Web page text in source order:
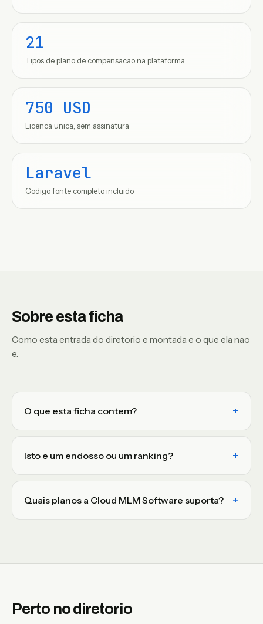
21
Tipos de plano de compensacao na plataforma
750 USD
Licenca unica, sem assinatura
Laravel
Codigo fonte completo incluido
Sobre esta ficha
Como esta entrada do diretorio e montada e o que ela nao
e.
O que esta ficha contem?
Isto e um endosso ou um ranking?
Quais planos a Cloud MLM Software suporta?
Perto no diretorio